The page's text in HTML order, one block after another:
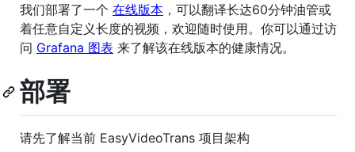
我们部署了一个 在线版本 ，可以翻译长达60分钟油管或
着任意自定义长度的视频，欢迎随时使用。你可以通过访
问 Grafana 图表 来了解该在线版本的健康情况。
部署
请先了解当前 EasyVideoTrans 项目架构